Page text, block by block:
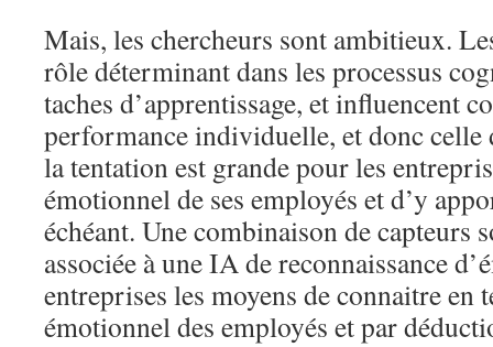
Mais, les chercheurs sont ambitieux.
rôle déterminant dans les processus
taches d’apprentissage, et influencent
performance individuelle, et donc celle
la tentation est grande pour les
émotionnel de ses employés et d’y
échéant. Une combinaison de capteurs
associée à une IA de reconnaissance
entreprises les moyens de connaitre en
émotionnel des employés et par